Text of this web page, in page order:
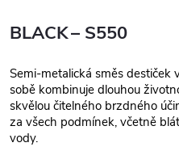
BLACK – S550
Semi-metalická směs destiček
sobě kombinuje dlouhou
skvělou čitelného brzdného
za všech podmínek, včetně
vody.